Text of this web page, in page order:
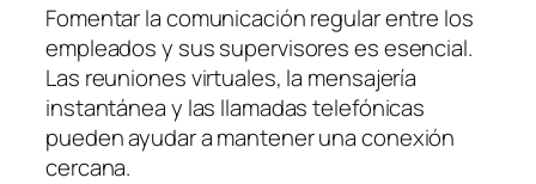
Fomentar la comunicación regular entre los
empleados y sus supervisores es esencial.
Las reuniones virtuales, la mensajería
instantánea y las llamadas telefónicas
pueden ayudar a mantener una conexión
cercana.